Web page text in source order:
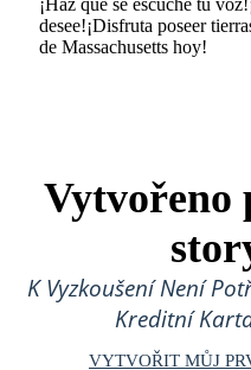
desee!¡Disfruta poseer
de Massachusetts hoy!
Vytvořeno
K Vyzkoušení Není
Kreditní
VYTVOŘIT MŮJ